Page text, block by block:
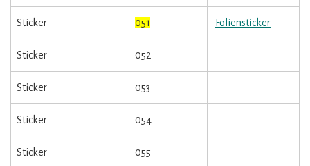
Sticker 051 Foliensticker
Sticker 052
Sticker 053
Sticker 054
Sticker 055